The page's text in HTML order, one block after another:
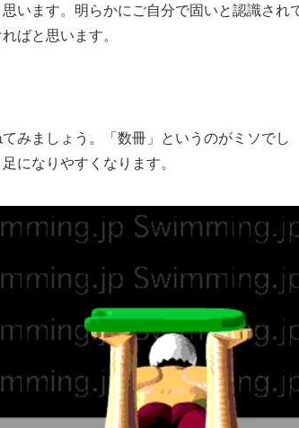
います。明らかにご自分で固いと認識され
ばと思います。
みましょう。「数冊」というのがミソでし
になりやすくなります。